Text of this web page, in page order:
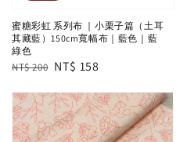
蜜糖彩虹 系列布 ｜小栗子篇（土耳
其藏藍）150cm寬幅布｜藍色｜藍
綠色
Regular
NT$ 200 Sale
NT$ 158